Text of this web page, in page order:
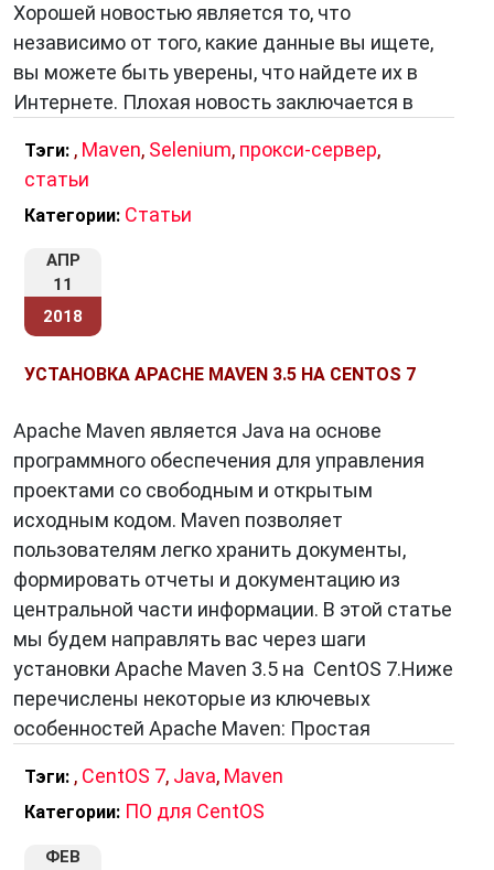
Хорошей новостью является то, что
независимо от того, какие данные вы ищете,
вы можете быть уверены, что найдете их в
Интернете. Плохая новость заключается в
Тэги: , Maven, Selenium, прокси-сервер,
статьи
Категории: Статьи
АПР
11
2018
УСТАНОВКА APACHE MAVEN 3.5 НА CENTOS 7
Apache Maven является Java на основе
программного обеспечения для управления
проектами со свободным и открытым
исходным кодом. Maven позволяет
пользователям легко хранить документы,
формировать отчеты и документацию из
центральной части информации. В этой статье
мы будем направлять вас через шаги
установки Apache Maven 3.5 на CentOS 7.Ниже
перечислены некоторые из ключевых
особенностей Apache Maven: Простая
Тэги: , CentOS 7, Java, Maven
Категории: ПО для CentOS
ФЕВ